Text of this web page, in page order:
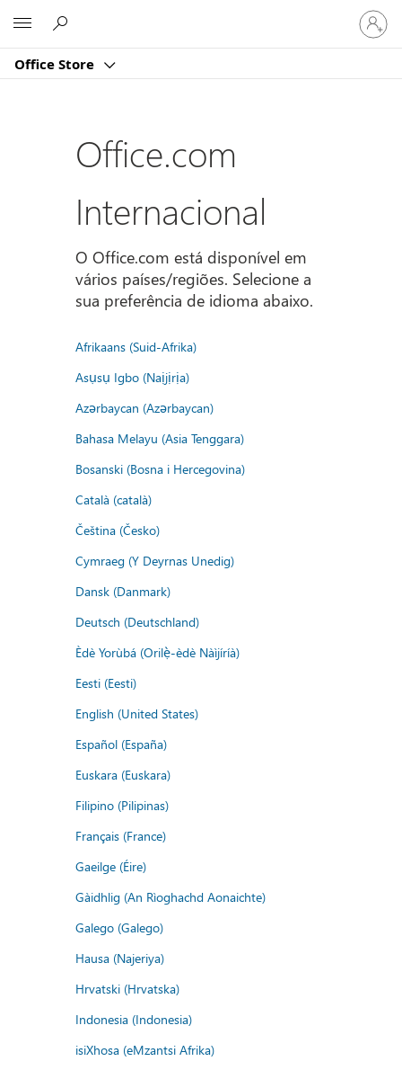
Office Store
Iniciar
sessão
na
Office.com
Internacional
O Office.com está disponível em
vários países/regiões. Selecione a
sua preferência de idioma abaixo.
Afrikaans (Suid-Afrika)
Asụsụ Igbo (Naịjịrịa)
Azərbaycan (Azərbaycan)
Bahasa Melayu (Asia Tenggara)
Bosanski (Bosna i Hercegovina)
Català (català)
Čeština (Česko)
Cymraeg (Y Deyrnas Unedig)
Dansk (Danmark)
Deutsch (Deutschland)
Èdè Yorùbá (Orilẹ̀-èdè Nàìjíríà)
Eesti (Eesti)
English (United States)
Español (España)
Euskara (Euskara)
Filipino (Pilipinas)
Français (France)
Gaeilge (Éire)
Gàidhlig (An Rìoghachd Aonaichte)
Galego (Galego)
Hausa (Najeriya)
Hrvatski (Hrvatska)
Indonesia (Indonesia)
isiXhosa (eMzantsi Afrika)